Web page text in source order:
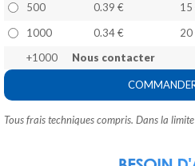
500
0.39 € 15
1000
0.34 € 20
+1000
Nous contacter
Tous frais techniques compris. Dans la